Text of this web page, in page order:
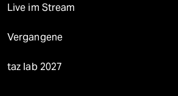
Live im Stream
Vergangene
taz lab 2027